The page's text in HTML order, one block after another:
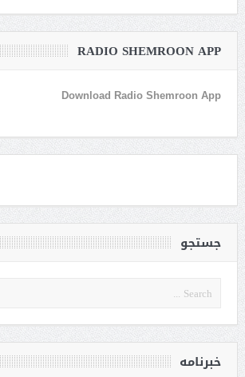
RADIO SHEMROON APP
Download Radio Shemroon App
جستجو
خبرنامه